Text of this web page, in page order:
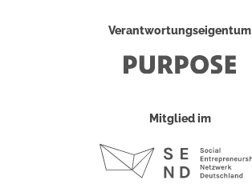
Verantwortungseigentum
Mitglied im